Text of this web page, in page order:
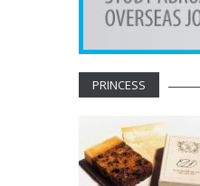
TOURS & TRAVEL
PRINCESS